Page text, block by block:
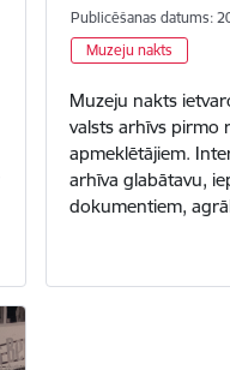
Publicēšanas datums:
Muzeju nakts
Muzeju nakts
valsts arhīvs pirmo
apmeklētājiem.
arhīva glabātavu,
dokumentiem,